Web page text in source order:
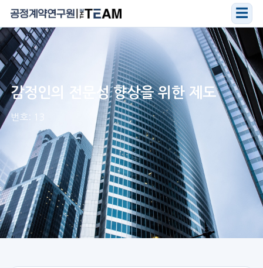
☰
감정인의 전문성 향상을 위한 제도
번호: 13